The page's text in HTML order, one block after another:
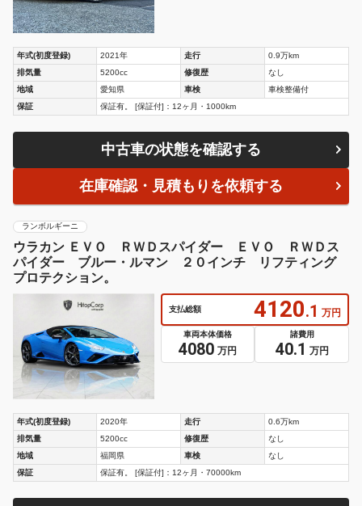
年式(初度登録) 2021年 走行
0.9万km
排気量
5200cc 修復歴
なし
地域
愛知県 車検
車検整備付
保証
保証有。 [保証付]：12ヶ月・1000km
中古車の状態を確認する
在庫確認・見積もりを依頼する
ランボルギーニ
ウラカン ＥＶＯ ＲＷＤスパイダー ＥＶＯ ＲＷＤス
パイダー ブルー・ルマン ２０インチ リフティング
プロテクション。
支払総額 4120.1 万円
車両本体価格
4080 万円
諸費用
40.1 万円
年式(初度登録) 2020年 走行
0.6万km
排気量
5200cc 修復歴
なし
地域
福岡県 車検
なし
保証
保証有。 [保証付]：12ヶ月・70000km